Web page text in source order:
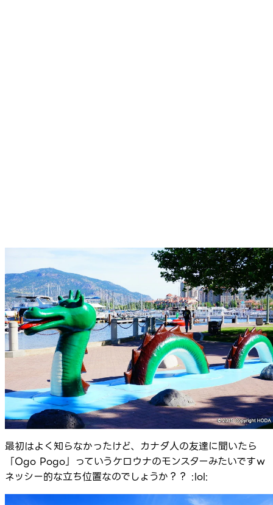
最初はよく知らなかったけど、カナダ人の友達に聞いたら
「Ogo Pogo」っていうケロウナのモンスターみたいです
ネッシー的な立ち位置なのでしょうか？？ :lol: